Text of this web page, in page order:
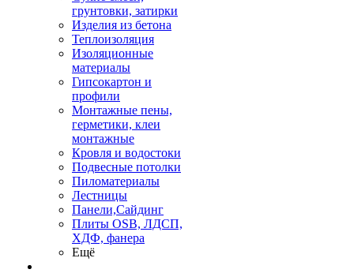
грунтовки, затирки
Изделия из бетона
Теплоизоляция
Изоляционные
материалы
Гипсокартон и
профили
Монтажные пены,
герметики, клеи
монтажные
Кровля и водостоки
Подвесные потолки
Пиломатериалы
Лестницы
Панели,Сайдинг
Плиты OSB, ЛДСП,
ХДФ, фанера
Ещё